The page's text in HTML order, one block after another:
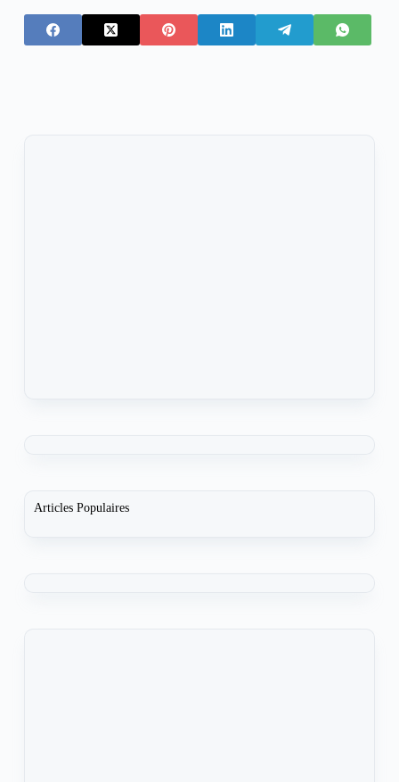
Articles Populaires